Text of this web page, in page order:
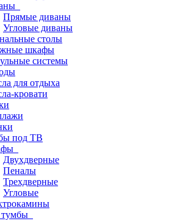
Прямые диваны
Угловые диваны
столы
шкафы
системы
для отдыха
кровати
под ТВ
Двухдверные
Пеналы
Трехдверные
Угловые